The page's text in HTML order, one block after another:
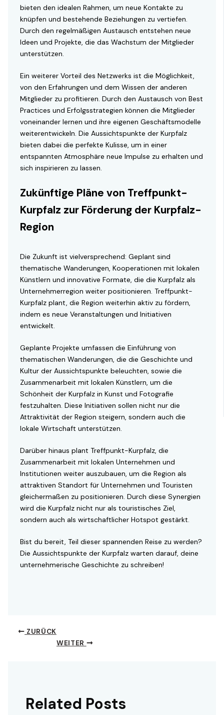
bieten den idealen Rahmen, um neue Kontakte zu
knüpfen und bestehende Beziehungen zu vertiefen.
Durch den regelmäßigen Austausch entstehen neue
Ideen und Projekte, die das Wachstum der Mitglieder
unterstützen.
Ein weiterer Vorteil des Netzwerks ist die Möglichkeit,
von den Erfahrungen und dem Wissen der anderen
Mitglieder zu profitieren. Durch den Austausch von Best
Practices und Erfolgsstrategien können die Mitglieder
voneinander lernen und ihre eigenen Geschäftsmodelle
weiterentwickeln. Die Aussichtspunkte der Kurpfalz
bieten dabei die perfekte Kulisse, um in einer
entspannten Atmosphäre neue Impulse zu erhalten und
sich inspirieren zu lassen.
Zukünftige Pläne von Treffpunkt-
Kurpfalz zur Förderung der Kurpfalz-
Region
Die Zukunft ist vielversprechend: Geplant sind
thematische Wanderungen, Kooperationen mit lokalen
Künstlern und innovative Formate, die die Kurpfalz als
Unternehmerregion weiter positionieren. Treffpunkt-
Kurpfalz plant, die Region weiterhin aktiv zu fördern,
indem es neue Veranstaltungen und Initiativen
entwickelt.
Geplante Projekte umfassen die Einführung von
thematischen Wanderungen, die die Geschichte und
Kultur der Aussichtspunkte beleuchten, sowie die
Zusammenarbeit mit lokalen Künstlern, um die
Schönheit der Kurpfalz in Kunst und Fotografie
festzuhalten. Diese Initiativen sollen nicht nur die
Attraktivität der Region steigern, sondern auch die
lokale Wirtschaft unterstützen.
Darüber hinaus plant Treffpunkt-Kurpfalz, die
Zusammenarbeit mit lokalen Unternehmen und
Institutionen weiter auszubauen, um die Region als
attraktiven Standort für Unternehmen und Touristen
gleichermaßen zu positionieren. Durch diese Synergien
wird die Kurpfalz nicht nur als touristisches Ziel,
sondern auch als wirtschaftlicher Hotspot gestärkt.
Bist du bereit, Teil dieser spannenden Reise zu werden?
Die Aussichtspunkte der Kurpfalz warten darauf, deine
unternehmerische Geschichte zu schreiben!
ZURÜCK
WEITER
Related Posts